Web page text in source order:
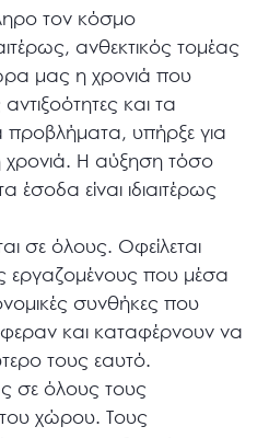
τον κόσμο
ανθεκτικός τομέας
μας η χρονιά που
και τα
προβλήματα, υπήρξε για
χρονιά. Η αύξηση τόσο
έσοδα είναι ιδιαιτέρως
σε όλους. Οφείλεται
που μέσα
συνθήκες που
και καταφέρνουν να
τους εαυτό.
σε όλους τους
του χώρου. Τους